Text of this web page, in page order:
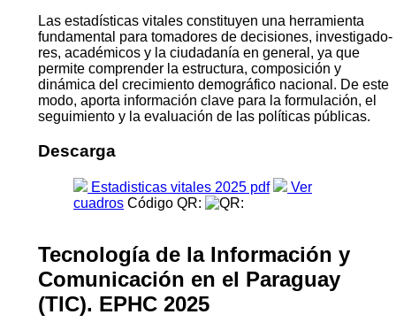
Las estadísticas vitales constituyen una herramienta
fundamental para tomadores de decisiones, investigado­
res, académicos y la ciudadanía en general, ya que
permite comprender la estructura, composición y
dinámica del crecimiento demográfico nacional. De este
modo, aporta información clave para la formulación, el
segui­miento y la evaluación de las políticas públicas.
Descarga
Estadisticas vitales 2025 pdf
Ver
cuadros Código QR:
Tecnología de la Información y
Comunicación en el Paraguay
(TIC). EPHC 2025